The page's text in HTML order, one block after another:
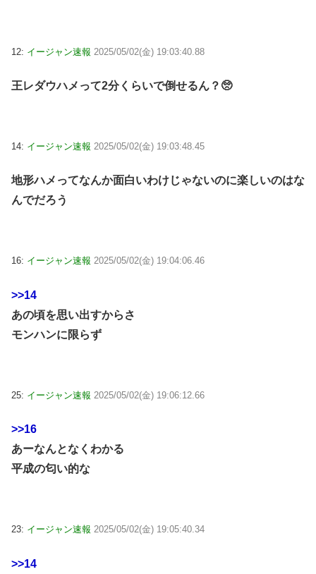
12: イージャン速報 2025/05/02(金) 19:03:40.88
王レダウハメって2分くらいで倒せるん？🥺
14: イージャン速報 2025/05/02(金) 19:03:48.45
地形ハメってなんか面白いわけじゃないのに楽しいのはな
んでだろう
16: イージャン速報 2025/05/02(金) 19:04:06.46
>>14
あの頃を思い出すからさ
モンハンに限らず
25: イージャン速報 2025/05/02(金) 19:06:12.66
>>16
あーなんとなくわかる
平成の匂い的な
23: イージャン速報 2025/05/02(金) 19:05:40.34
>>14